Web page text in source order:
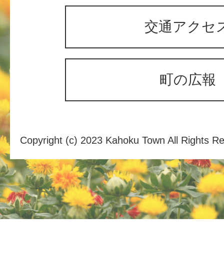
交通アクセ
町の広報
Copyright (c) 2023 Kahoku Town All Rights